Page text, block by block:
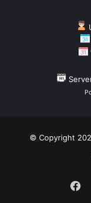
© Copyright